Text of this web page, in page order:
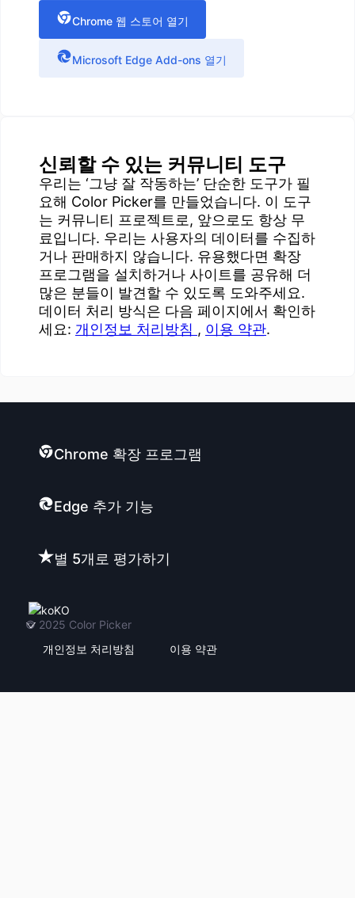
Chrome 웹 스토어 열기
Microsoft Edge Add-ons 열기
신뢰할 수 있는 커뮤니티 도구
우리는 ‘그냥 잘 작동하는’ 단순한 도구가 필
요해 Color Picker를 만들었습니다. 이 도구
는 커뮤니티 프로젝트로, 앞으로도 항상 무
료입니다. 우리는 사용자의 데이터를 수집하
거나 판매하지 않습니다. 유용했다면 확장
프로그램을 설치하거나 사이트를 공유해 더
많은 분들이 발견할 수 있도록 도와주세요.
데이터 처리 방식은 다음 페이지에서 확인하
세요: 개인정보 처리방침 , 이용 약관.
Chrome 확장 프로그램
Edge 추가 기능
별 5개로 평가하기
KO
© 2025 Color Picker
개인정보 처리방침
이용 약관